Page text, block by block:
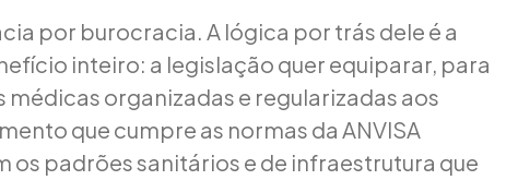
por burocracia. A lógica por trás dele é a
inteiro: a legislação quer equiparar, para
organizadas e regularizadas aos
que cumpre as normas da ANVISA
os padrões sanitários e de infraestrutura que